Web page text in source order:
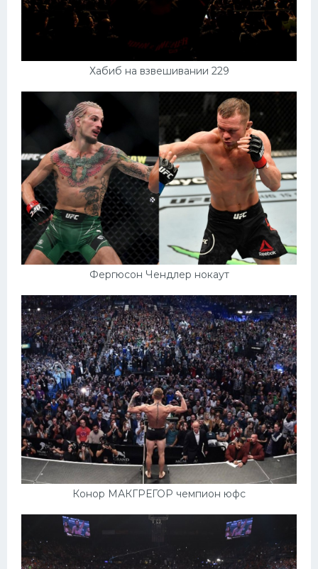
Хабиб на взвешивании 229
Фергюсон Чендлер нокаут
Конор МАКГРЕГОР чемпион юфс